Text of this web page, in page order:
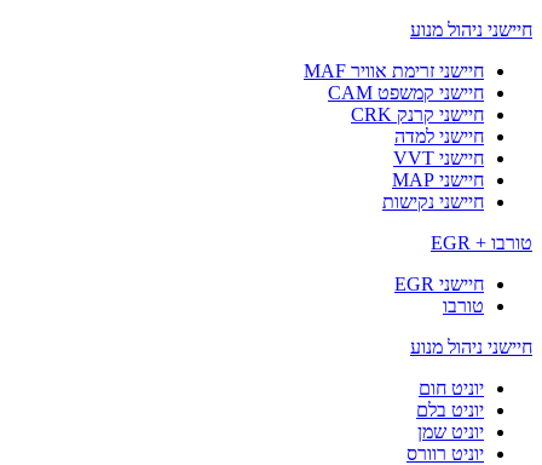
חיישני ניהול מנוע
חיישני זרימת אוויר MAF
חיישני קמשפט CAM
חיישני קרנק CRK
חיישני למדה
חיישני VVT
חיישני MAP
חיישני נקישות
טורבו + EGR
חיישני EGR
טורבו
חיישני ניהול מנוע
יוניט חום
יוניט בלם
יוניט שמן
יוניט רוורס